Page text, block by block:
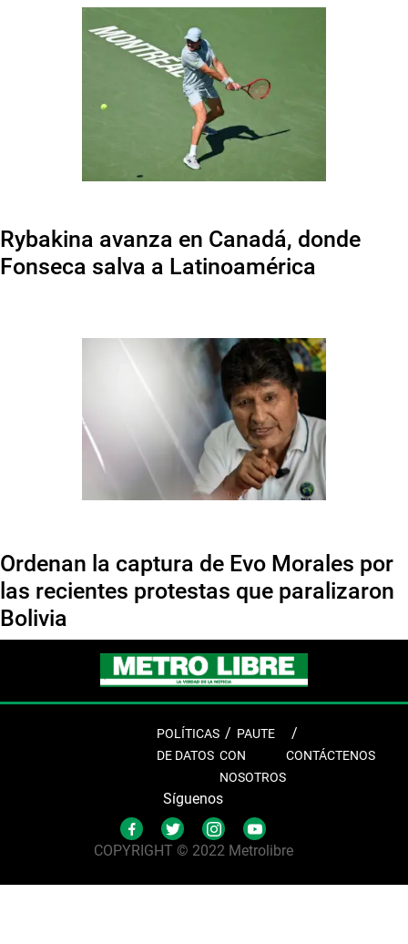
Rybakina avanza en Canadá, donde
Fonseca salva a Latinoamérica
Ordenan la captura de Evo Morales por
las recientes protestas que paralizaron
Bolivia
POLÍTICAS
DE DATOS
PAUTE
CON
NOSOTROS
CONTÁCTENOS
Síguenos
COPYRIGHT © 2022 Metrolibre